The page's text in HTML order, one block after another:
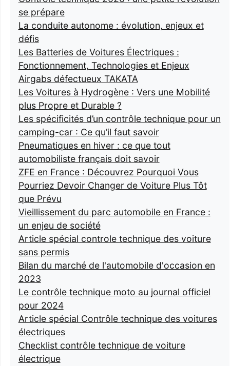
se prépare
La conduite autonome : évolution, enjeux et
défis
Les Batteries de Voitures Électriques :
Fonctionnement, Technologies et Enjeux
Airgabs défectueux TAKATA
Les Voitures à Hydrogène : Vers une Mobilité
plus Propre et Durable ?
Les spécificités d’un contrôle technique pour un
camping-car : Ce qu’il faut savoir
Pneumatiques en hiver : ce que tout
automobiliste français doit savoir
ZFE en France : Découvrez Pourquoi Vous
Pourriez Devoir Changer de Voiture Plus Tôt
que Prévu
Vieillissement du parc automobile en France :
un enjeu de société
Article spécial controle technique des voiture
sans permis
Bilan du marché de l'automobile d'occasion en
2023
Le contrôle technique moto au journal officiel
pour 2024
Article spécial Contrôle technique des voitures
électriques
Checklist contrôle technique de voiture
électrique